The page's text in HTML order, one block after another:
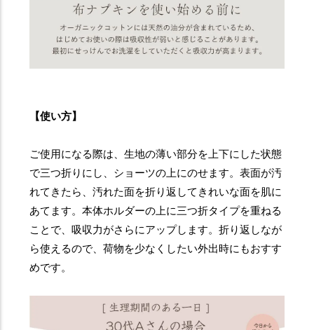
【使い方】
ご使用になる際は、生地の薄い部分を上下にした状態
で三つ折りにし、ショーツの上にのせます。表面が汚
れてきたら、汚れた面を折り返してきれいな面を肌に
あてます。本体ホルダーの上に三つ折タイプを重ねる
ことで、吸収力がさらにアップします。折り返しなが
ら使えるので、荷物を少なくしたい外出時にもおすす
めです。